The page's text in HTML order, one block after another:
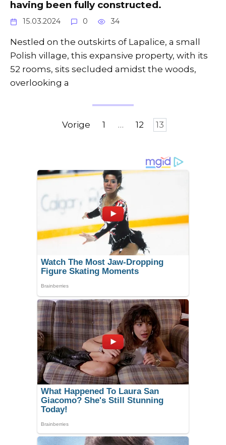
having been fully constructed.
15.03.2024 0 34
Nestled on the outskirts of Lapalice, a small
Polish village, this expansive property, with its
52 rooms, sits secluded amidst the woods,
overlooking a
Vorige 1 … 12 13